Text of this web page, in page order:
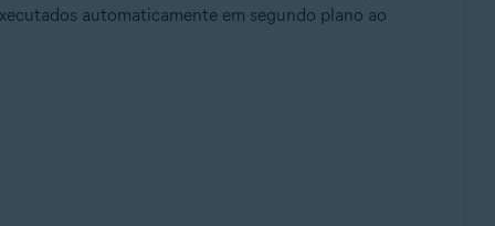
automaticamente em segundo plano ao